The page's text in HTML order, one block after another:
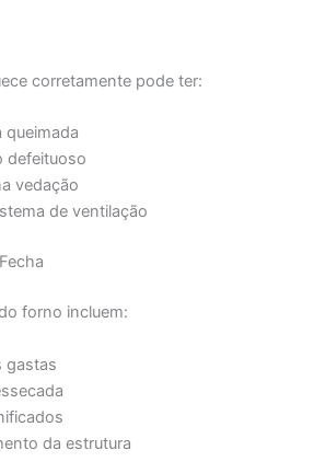
corretamente pode ter:
queimada
defeituoso
vedação
de ventilação
forno incluem:
gastas
da estrutura